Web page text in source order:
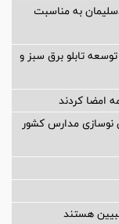
به مناسبت
تابلو برق سبز و
امضا کردند
نوسازی مدارس کشور
هستند